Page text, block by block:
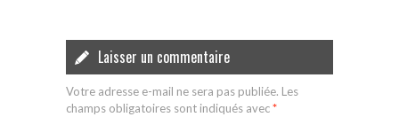
Laisser un commentaire
Votre adresse e-mail ne sera pas publiée. Les
champs obligatoires sont indiqués avec*